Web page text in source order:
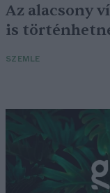
Az alacsony
is
SZEMLE